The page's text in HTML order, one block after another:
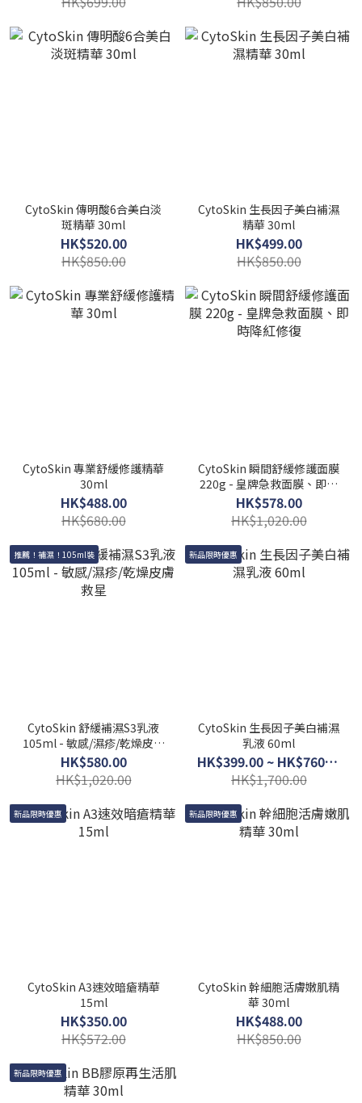
CytoSkin 傳明酸6合美白淡
斑精華 30ml
HK$520.00
HK$850.00
CytoSkin 生長因子美白補濕
精華 30ml
HK$499.00
HK$850.00
CytoSkin 專業舒緩修護精華
30ml
HK$488.00
HK$680.00
CytoSkin 瞬間舒緩修護面膜
220g - 皇牌急救面膜、即時
降紅修復
HK$578.00
HK$1,020.00
推薦！補濕！105ml裝
CytoSkin 舒緩補濕S3乳液
105ml - 敏感/濕疹/乾燥皮膚
救星
HK$580.00
HK$1,020.00
新品限時優惠
CytoSkin 生長因子美白補濕
乳液 60ml
HK$399.00 ~ HK$760.00
HK$1,700.00
新品限時優惠
CytoSkin A3速效暗瘡精華
15ml
HK$350.00
HK$572.00
新品限時優惠
CytoSkin 幹細胞活膚嫩肌精
華 30ml
HK$488.00
HK$850.00
新品限時優惠